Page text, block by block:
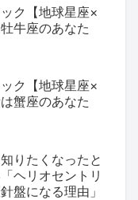
ク【地球星座×
牛座のあなた
ク【地球星座×
蟹座のあなた
りたくなったと
ヘリオセントリ
盤になる理由」